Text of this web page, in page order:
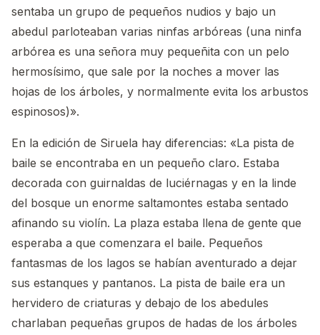
sentaba un grupo de pequeños nudios y bajo un
abedul parloteaban varias ninfas arbóreas (una ninfa
arbórea es una señora muy pequeñita con un pelo
hermosísimo, que sale por la noches a mover las
hojas de los árboles, y normalmente evita los arbustos
espinosos)».
En la edición de Siruela hay diferencias: «La pista de
baile se encontraba en un pequeño claro. Estaba
decorada con guirnaldas de luciérnagas y en la linde
del bosque un enorme saltamontes estaba sentado
afinando su violín. La plaza estaba llena de gente que
esperaba a que comenzara el baile. Pequeños
fantasmas de los lagos se habían aventurado a dejar
sus estanques y pantanos. La pista de baile era un
hervidero de criaturas y debajo de los abedules
charlaban pequeñas grupos de hadas de los árboles